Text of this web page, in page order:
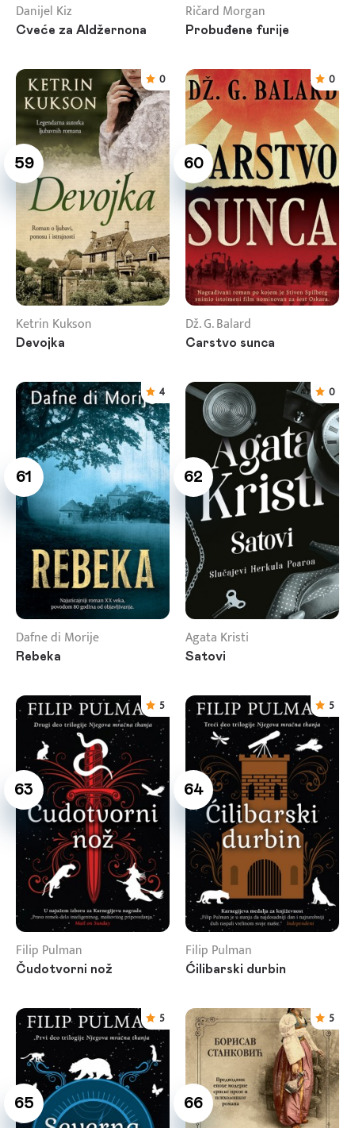
Danijel Kiz
Cveće za Aldžernona
Ričard Morgan
Probuđene furije
59
0
Ketrin Kukson
Devojka
60
0
Dž. G. Balard
Carstvo sunca
61
4
Dafne di Morije
Rebeka
62
0
Agata Kristi
Satovi
63
5
Filip Pulman
Čudotvorni nož
64
5
Filip Pulman
Ćilibarski durbin
65
5
66
5